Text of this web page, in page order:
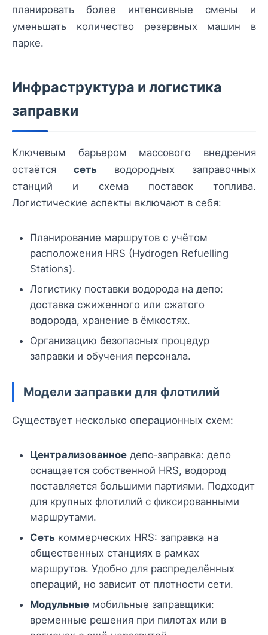
планировать более интенсивные смены и
уменьшать количество резервных машин в
парке.
Инфраструктура и логистика
заправки
Ключевым барьером массового внедрения
остаётся сеть водородных заправочных
станций и схема поставок топлива.
Логистические аспекты включают в себя:
Планирование маршрутов с учётом
расположения HRS (Hydrogen Refuelling
Stations).
Логистику поставки водорода на депо:
доставка сжиженного или сжатого
водорода, хранение в ёмкостях.
Организацию безопасных процедур
заправки и обучения персонала.
Модели заправки для флотилий
Существует несколько операционных схем:
Централизованное депо‑заправка: депо
оснащается собственной HRS, водород
поставляется большими партиями. Подходит
для крупных флотилий с фиксированными
маршрутами.
Сеть коммерческих HRS: заправка на
общественных станциях в рамках
маршрутов. Удобно для распределённых
операций, но зависит от плотности сети.
Модульные мобильные заправщики:
временные решения при пилотах или в